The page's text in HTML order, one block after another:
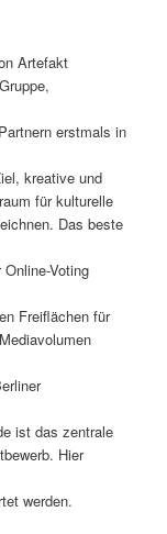
Artefakt
erstmals in
kreative und
für kulturelle
Das beste
Voting
Freiflächen für
ist das zentrale
Hier
werden.